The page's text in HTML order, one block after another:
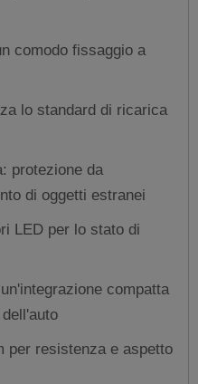
comodo fissaggio a
lo standard di ricarica
protezione da
di oggetti estranei
LED per lo stato di
compatta
per resistenza e aspetto